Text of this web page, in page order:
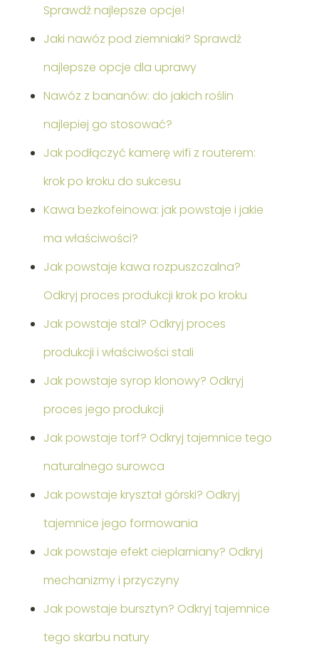
Sprawdź najlepsze opcje!
Jaki nawóz pod ziemniaki? Sprawdź
najlepsze opcje dla uprawy
Nawóz z bananów: do jakich roślin
najlepiej go stosować?
Jak podłączyć kamerę wifi z routerem:
krok po kroku do sukcesu
Kawa bezkofeinowa: jak powstaje i jakie
ma właściwości?
Jak powstaje kawa rozpuszczalna?
Odkryj proces produkcji krok po kroku
Jak powstaje stal? Odkryj proces
produkcji i właściwości stali
Jak powstaje syrop klonowy? Odkryj
proces jego produkcji
Jak powstaje torf? Odkryj tajemnice tego
naturalnego surowca
Jak powstaje kryształ górski? Odkryj
tajemnice jego formowania
Jak powstaje efekt cieplarniany? Odkryj
mechanizmy i przyczyny
Jak powstaje bursztyn? Odkryj tajemnice
tego skarbu natury